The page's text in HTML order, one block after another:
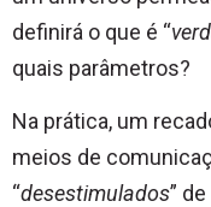
definirá o que é “
quais parâmetros?
Na prática, um
meios de
“desestimulados”